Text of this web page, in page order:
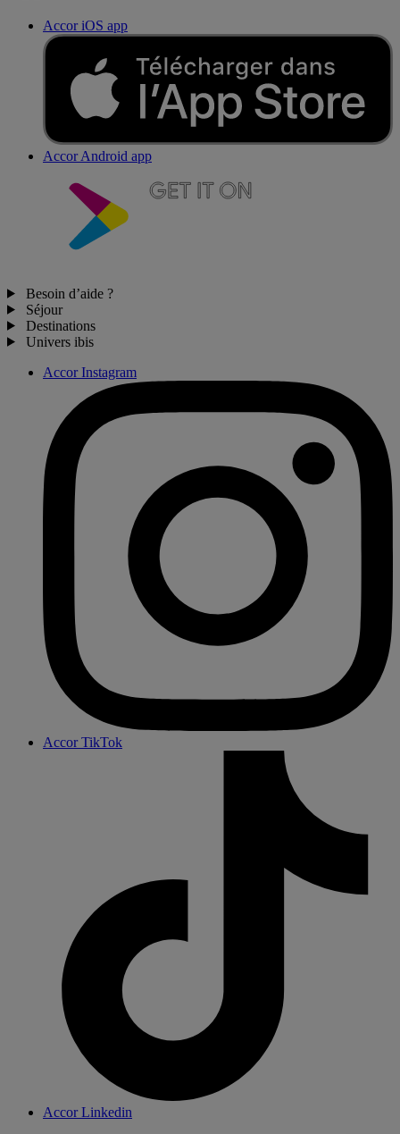
Accor iOS app
Accor Android app
Besoin d’aide ?
Séjour
Destinations
Univers ibis
Accor Instagram
Accor TikTok
Accor Linkedin